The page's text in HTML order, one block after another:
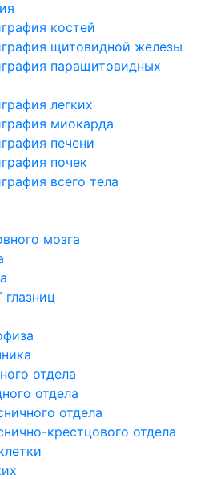
костей
щитовидной железы
паращитовидных
легких
миокарда
печени
почек
всего тела
мозга
глазниц
отдела
отдела
отдела
крестцового отдела